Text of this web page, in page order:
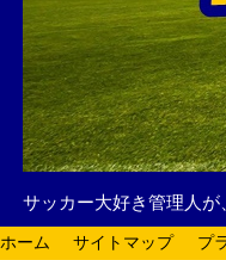
サッカー大好き管理人が
ホーム サイトマップ プ